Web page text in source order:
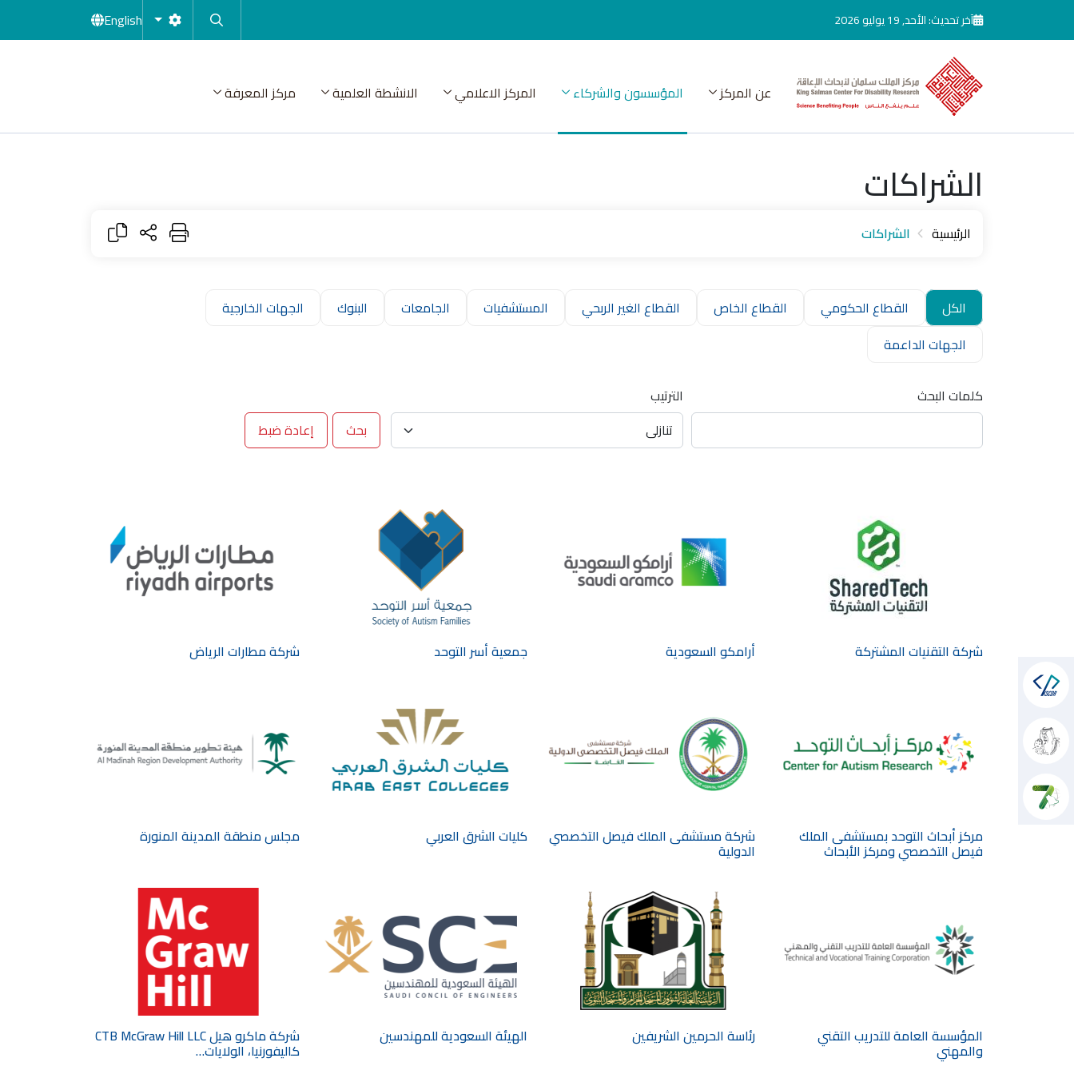
تجاوز إلى المحتوى الرئيسيآخر تحديث: الأحد, 19 يوليو 2026 English
عن المركز المؤسسون والشركاء المركز الاعلامي الانشطة العلمية مركز المعرفة
الشراكات
الرئيسية الشراكات
الكل القطاع الحكومي القطاع الخاص القطاع الغير الربحي المستشفيات الجامعات البنوك
الجهات الخارجية
الجهات الداعمة
كلمات البحث
الترتيب
بحث
إعادة ضبط
شركة التقنيات المشتركة أرامكو السعودية جمعية أسر التوحد شركة مطارات الرياض
مركز أبحاث التوحد بمستشفى الملك
فيصل التخصصي ومركز الأبحاث
شركة مستشفى الملك فيصل التخصصي
الدولية
كليات الشرق العربي مجلس منطقة المدينة المنورة
المؤسسة العامة للتدريب التقني
والمهني
رئاسة الحرمين الشريفين الهيئة السعودية للمهندسين شركة ماكرو هيل CTB McGraw Hill LLC
كاليفورنيا، الولايات…